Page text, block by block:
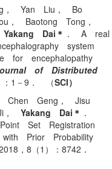
， Yan Liu， Bo
， Baotong Tong，
Yakang Dai＊ ． A real
system
for encephalopathy
of Distributed
：1－9． （SCI）
Chen Geng， Jisu
， Yakang Dai＊ ．
Set Registration
Prior Probability
，8（1）：8742．